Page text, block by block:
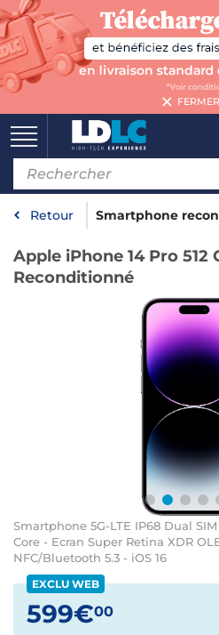
FERMER
Retour Smartphone
Apple iPhone 14 Pro 512
Reconditionné
Smartphone 5G-LTE IP68 Dual
Core - Ecran Super Retina XDR
NFC/Bluetooth 5.3 - iOS 16
EXCLU WEB
599€00